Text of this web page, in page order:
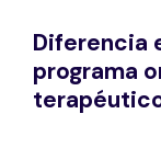
Diferencia
programa